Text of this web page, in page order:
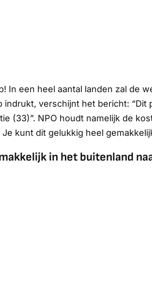
In een heel aantal landen zal de
indrukt, verschijnt het bericht:
(33)”. NPO houdt namelijk de
kunt dit gelukkig heel
in het buitenland